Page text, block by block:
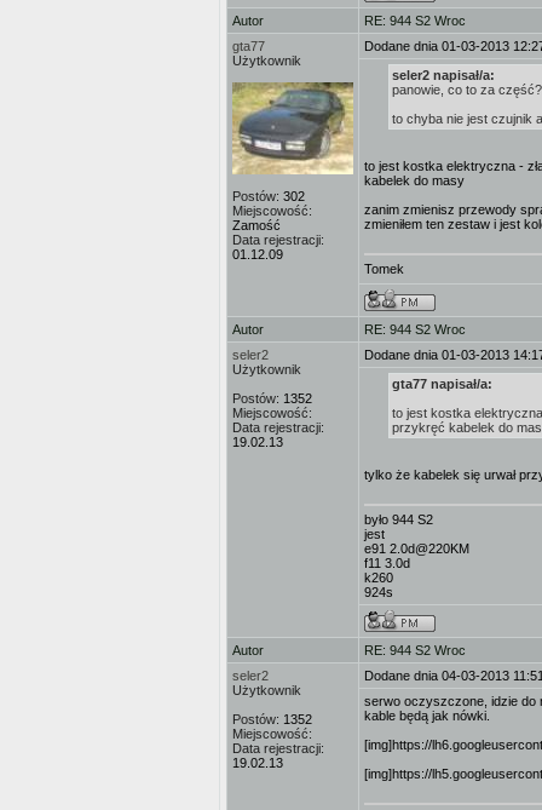
Autor
RE: 944 S2 Wroc
gta77
Użytkownik
Postów: 302
Miejscowość:
Zamość
Data rejestracji:
01.12.09
Dodane dnia 01-03-2013
seler2 napisał/a:
panowie, co to za część?
to chyba nie jest czujnik
to jest kostka elektryczna -
kabelek do masy
zanim zmienisz przewody
zmieniłem ten zestaw i jest
Tomek
Autor
RE: 944 S2 Wroc
seler2
Użytkownik
Postów: 1352
Miejscowość:
Data rejestracji:
19.02.13
Dodane dnia 01-03-2013
gta77 napisał/a:
to jest kostka
przykręć kabelek do
tylko że kabelek się urwał
było 944 S2
jest
e91 2.0d@220KM
f11 3.0d
k260
924s
Autor
RE: 944 S2 Wroc
seler2
Użytkownik
Postów: 1352
Miejscowość:
Data rejestracji:
19.02.13
Dodane dnia 04-03-2013
serwo oczyszczone, idzie do
kable będą jak nówki.
[img]https://
[img]https://